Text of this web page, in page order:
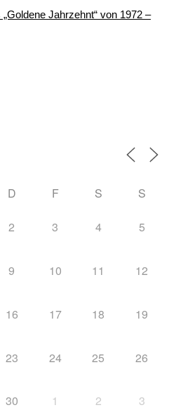
Jahrzehnt“ von 1972 –
nordische Skijugend der Welt zu
D F S S
2 3 4 5
9 10 11 12
16 17 18 19
23 24 25 26
30 1 2 3